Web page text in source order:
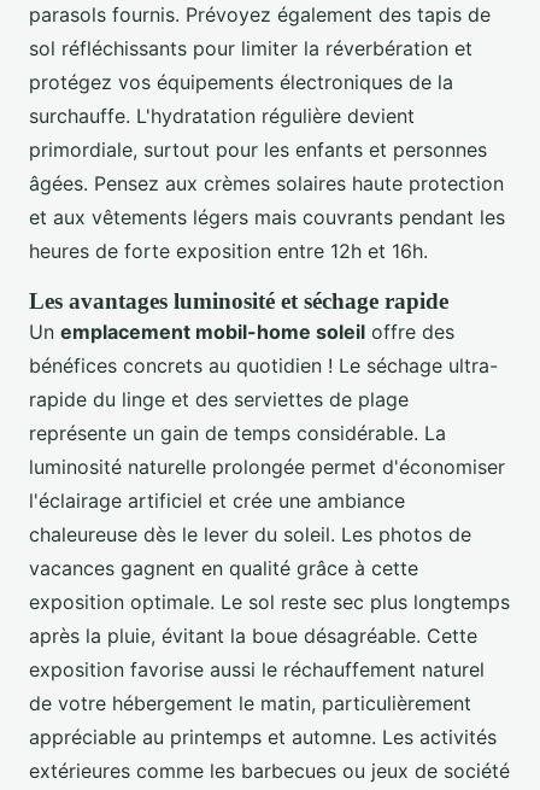
parasols fournis. Prévoyez également des tapis de
sol réfléchissants pour limiter la réverbération et
protégez vos équipements électroniques de la
surchauffe. L'hydratation régulière devient
primordiale, surtout pour les enfants et personnes
âgées. Pensez aux crèmes solaires haute protection
et aux vêtements légers mais couvrants pendant les
heures de forte exposition entre 12h et 16h.
Les avantages luminosité et séchage rapide
Un emplacement mobil-home soleil offre des
bénéfices concrets au quotidien ! Le séchage ultra-
rapide du linge et des serviettes de plage
représente un gain de temps considérable. La
luminosité naturelle prolongée permet d'économiser
l'éclairage artificiel et crée une ambiance
chaleureuse dès le lever du soleil. Les photos de
vacances gagnent en qualité grâce à cette
exposition optimale. Le sol reste sec plus longtemps
après la pluie, évitant la boue désagréable. Cette
exposition favorise aussi le réchauffement naturel
de votre hébergement le matin, particulièrement
appréciable au printemps et automne. Les activités
extérieures comme les barbecues ou jeux de société